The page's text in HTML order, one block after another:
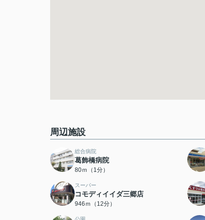
周辺施設
総合病院
葛飾橋病院
80ｍ（1分）
スーパー
コモディイイダ三郷店
946ｍ（12分）